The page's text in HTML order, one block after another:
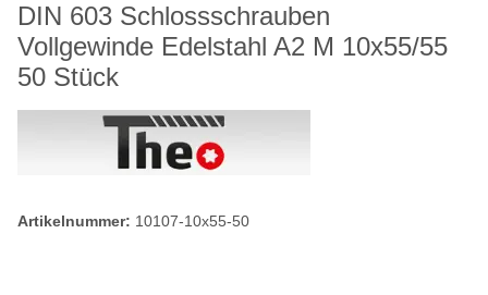
DIN 603 Schlossschrauben
Vollgewinde Edelstahl A2 M 10x55/55
50 Stück
Artikelnummer: 10107-10x55-50